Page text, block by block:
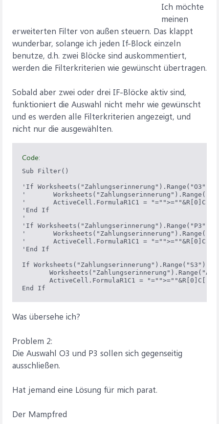
Ich möchte
meinen
erweiterten Filter von außen steuern. Das klappt
wunderbar, solange ich jeden If-Block einzeln
benutze, d.h. zwei Blöcke sind auskommentiert,
werden die Filterkriterien wie gewünscht übertragen.
Sobald aber zwei oder drei IF-Blöcke aktiv sind,
funktioniert die Auswahl nicht mehr wie gewünscht
und es werden alle Filterkriterien angezeigt, und
nicht nur die ausgewählten.
Code:
Sub Filter()
'If
'
'       ActiveCell.FormulaR1C1 = "="">=""&R[0]C[-
'End If
'
'If
'
'       ActiveCell.FormulaR1C1 = "="">=""&R[0]C[-
'End If
If
ActiveCell.FormulaR1C1 = "="">=""&R[0]C[-
Was übersehe ich?
Problem 2:
Die Auswahl O3 und P3 sollen sich gegenseitig
ausschließen.
Hat jemand eine Lösung für mich parat.
Der Mampfred